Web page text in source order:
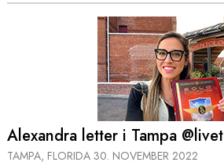
Alexandra letter i Tampa @livet
TAMPA, FLORIDA 30. NOVEMBER 2022